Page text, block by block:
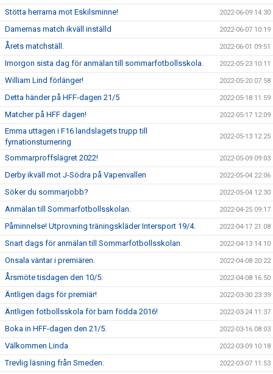
Stötta herrarna mot Eskilsminne! 2022-06-09 14:30
Damernas match ikväll inställd 2022-06-07 10:19
Årets matchställ. 2022-06-01 09:51
Imorgon sista dag för anmälan till sommarfotbollsskola. 2022-05-23 10:11
William Lind förlänger! 2022-05-20 07:58
Detta händer på HFF-dagen 21/5 2022-05-18 11:59
Matcher på HFF dagen! 2022-05-17 12:09
Emma uttagen i F16 landslagets trupp till
fyrnationsturnering
2022-05-13 12:25
Sommarproffslägret 2022! 2022-05-09 09:03
Derby ikväll mot J-Södra på Vapenvallen 2022-05-04 22:06
Söker du sommarjobb? 2022-05-04 12:30
Anmälan till Sommarfotbollsskolan. 2022-04-25 09:17
Påminnelse! Utprovning träningskläder Intersport 19/4. 2022-04-17 21:08
Snart dags för anmälan till Sommarfotbollsskolan. 2022-04-13 14:10
Onsala väntar i premiären. 2022-04-08 20:22
Årsmöte tisdagen den 10/5. 2022-04-08 16:50
Äntligen dags för premiär! 2022-03-30 23:39
Äntligen fotbollsskola för barn födda 2016! 2022-03-24 11:37
Boka in HFF-dagen den 21/5. 2022-03-16 08:03
Välkommen Linda 2022-03-09 10:18
Trevlig läsning från Smeden. 2022-03-07 11:53